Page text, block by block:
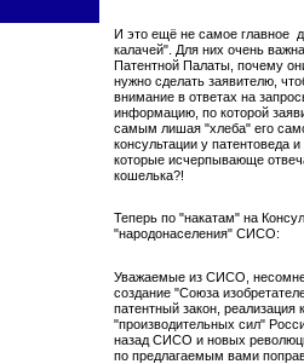
И это ещё не самое главное
калачей". Для них очень
Патентной Палаты, почему
нужно сделать заявителю,
внимание в ответах на
информацию, по которой
самым лишая "хлеба" его
консультации у патентоведа
которые исчерпывающе
кошелька?!
Теперь по "накатам" на
"народонаселения" СИСО:
Уважаемые из СИСО,
создание "Союза
патентный закон,
"производительных сил"
назад СИСО и новых
по предлагаемым вами